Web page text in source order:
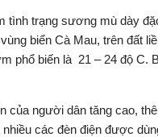
trạng sương mù dày
biển Cà Mau, trên đất
phổ biến là 21 – 24 độ C.
của người dân tăng cao,
các đèn điện được